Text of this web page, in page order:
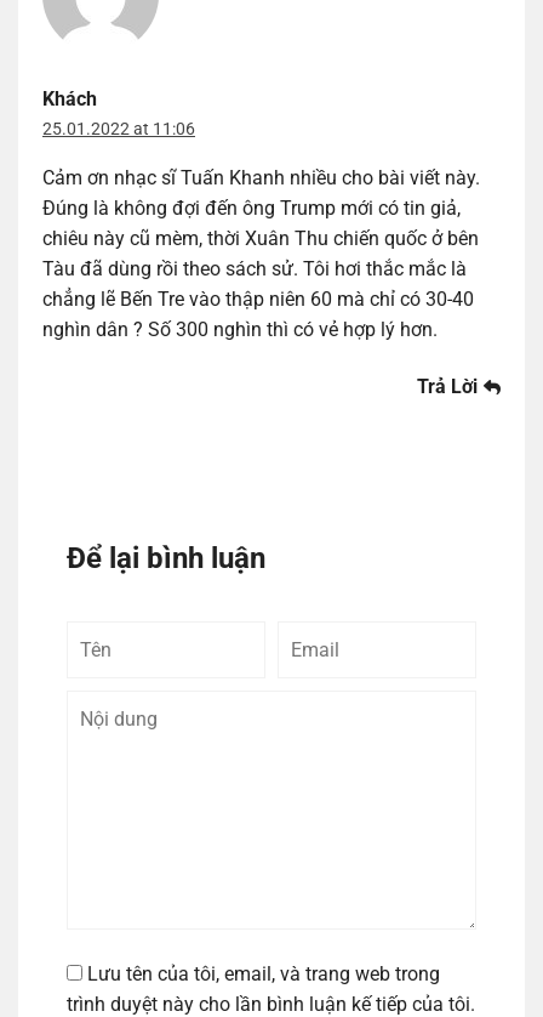
Khách
25.01.2022 at 11:06
Cảm ơn nhạc sĩ Tuấn Khanh nhiều cho bài viết này.
Đúng là không đợi đến ông Trump mới có tin giả,
chiêu này cũ mèm, thời Xuân Thu chiến quốc ở bên
Tàu đã dùng rồi theo sách sử. Tôi hơi thắc mắc là
chẳng lẽ Bến Tre vào thập niên 60 mà chỉ có 30-40
nghìn dân ? Số 300 nghìn thì có vẻ hợp lý hơn.
Trả Lời
Để lại bình luận
Lưu tên của tôi, email, và trang web trong
trình duyệt này cho lần bình luận kế tiếp của tôi.